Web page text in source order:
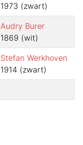
1973 (zwart)
Audry Burer
1869 (wit)
Stefan Werkhoven
1914 (zwart)